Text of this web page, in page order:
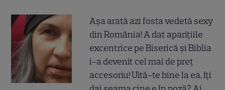
Așa arată azi fosta vedetă sexy
din România! A dat aparițiile
excentrice pe Biserică și Biblia
i-a devenit cel mai de preț
accesoriu! Uită-te bine la ea, îți